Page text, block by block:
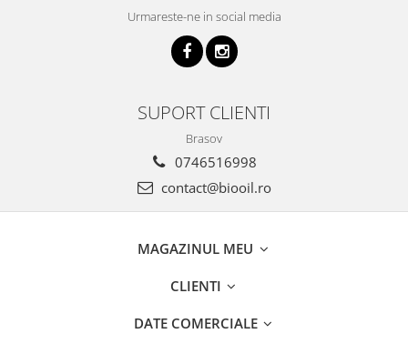
Urmareste-ne in social media
SUPORT CLIENTI
Brasov
0746516998
contact@biooil.ro
MAGAZINUL MEU
CLIENTI
DATE COMERCIALE